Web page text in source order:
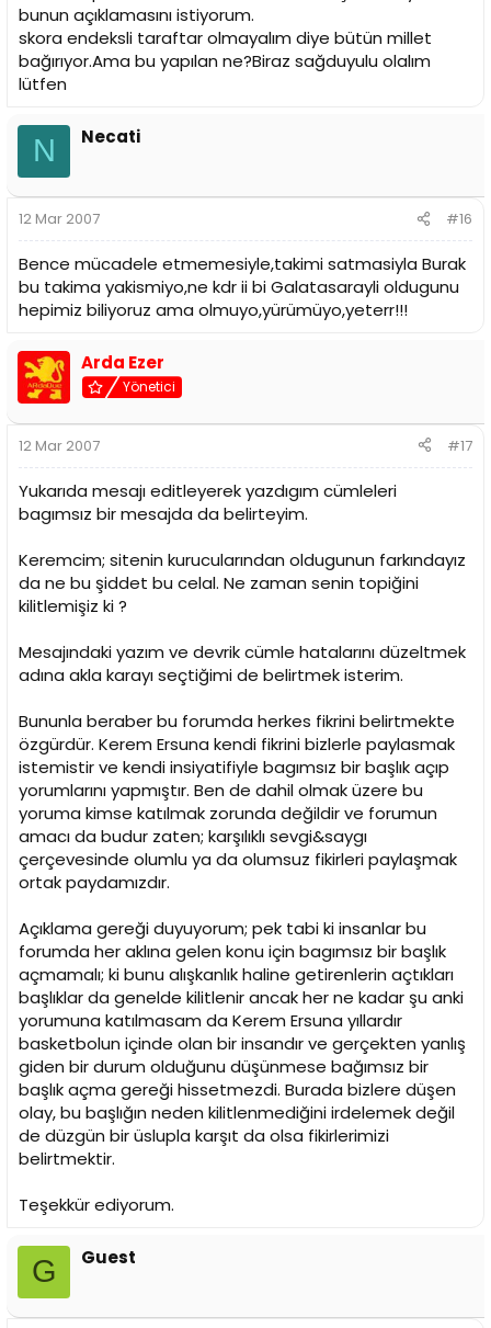
bunun açıklamasını istiyorum.
skora endeksli taraftar olmayalım diye bütün millet
bağırıyor.Ama bu yapılan ne?Biraz sağduyulu olalım
lütfen
N Necati
12 Mar 2007 #16
Bence mücadele etmemesiyle,takimi satmasiyla Burak
bu takima yakismiyo,ne kdr ii bi Galatasarayli oldugunu
hepimiz biliyoruz ama olmuyo,yürümüyo,yeterr!!!
Arda Ezer
Yönetici
12 Mar 2007 #17
Yukarıda mesajı editleyerek yazdıgım cümleleri
bagımsız bir mesajda da belirteyim.
Keremcim; sitenin kurucularından oldugunun farkındayız
da ne bu şiddet bu celal. Ne zaman senin topiğini
kilitlemişiz ki ?
Mesajındaki yazım ve devrik cümle hatalarını düzeltmek
adına akla karayı seçtiğimi de belirtmek isterim.
Bununla beraber bu forumda herkes fikrini belirtmekte
özgürdür. Kerem Ersuna kendi fikrini bizlerle paylasmak
istemistir ve kendi insiyatifiyle bagımsız bir başlık açıp
yorumlarını yapmıştır. Ben de dahil olmak üzere bu
yoruma kimse katılmak zorunda değildir ve forumun
amacı da budur zaten; karşılıklı sevgi&saygı
çerçevesinde olumlu ya da olumsuz fikirleri paylaşmak
ortak paydamızdır.
Açıklama gereği duyuyorum; pek tabi ki insanlar bu
forumda her aklına gelen konu için bagımsız bir başlık
açmamalı; ki bunu alışkanlık haline getirenlerin açtıkları
başlıklar da genelde kilitlenir ancak her ne kadar şu anki
yorumuna katılmasam da Kerem Ersuna yıllardır
basketbolun içinde olan bir insandır ve gerçekten yanlış
giden bir durum olduğunu düşünmese bağımsız bir
başlık açma gereği hissetmezdi. Burada bizlere düşen
olay, bu başlığın neden kilitlenmediğini irdelemek değil
de düzgün bir üslupla karşıt da olsa fikirlerimizi
belirtmektir.
Teşekkür ediyorum.
G Guest